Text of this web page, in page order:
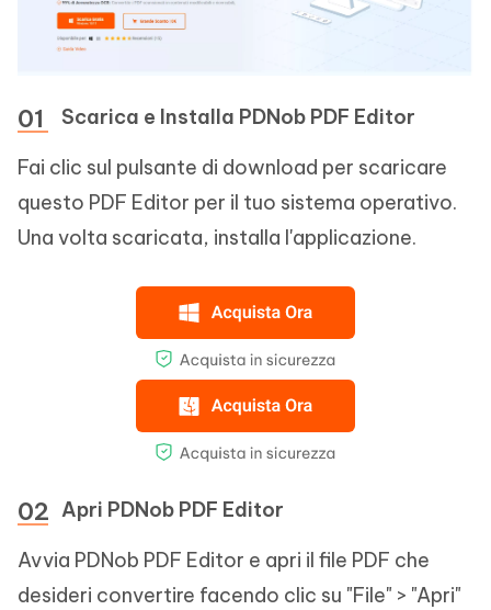
Scarica e Installa PDNob PDF Editor
Fai clic sul pulsante di download per scaricare
questo PDF Editor per il tuo sistema operativo.
Una volta scaricata, installa l'applicazione.
Apri PDNob PDF Editor
Avvia PDNob PDF Editor e apri il file PDF che
desideri convertire facendo clic su "File" > "Apri"